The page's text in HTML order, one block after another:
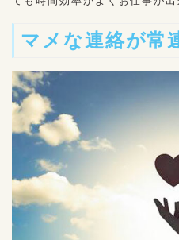
マメな連絡が常